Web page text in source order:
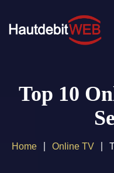
Top 10
Home Online TV